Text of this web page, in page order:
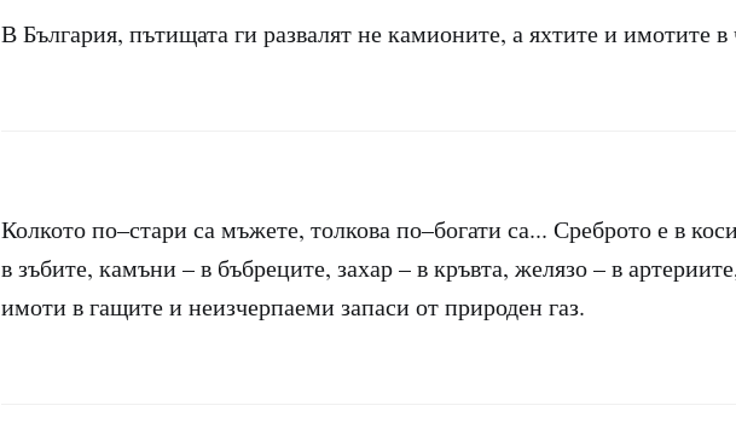
В България, пътищата ги развалят не камионите, а яхтите и имотите
Колкото по–стари са мъжете, толкова по–богати са... Среброто е в
в зъбите, камъни – в бъбреците, захар – в кръвта, желязо – в
имоти в гащите и неизчерпаеми запаси от природен газ.